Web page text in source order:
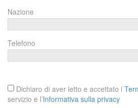
Nazione
Telefono
Dichiaro di aver letto e accettato i
servizio e l’Informativa sulla privacy